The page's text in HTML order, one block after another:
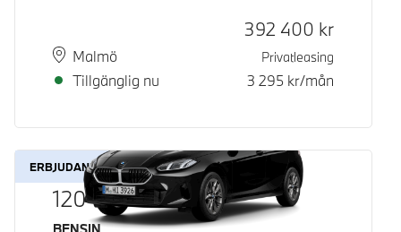
PlatsMalmö
Leveranstid
Tillgänglig nu
Kontantpris
392 400 kr
Privatleasing
3 295 kr/mån
ERBJUDANDE
120